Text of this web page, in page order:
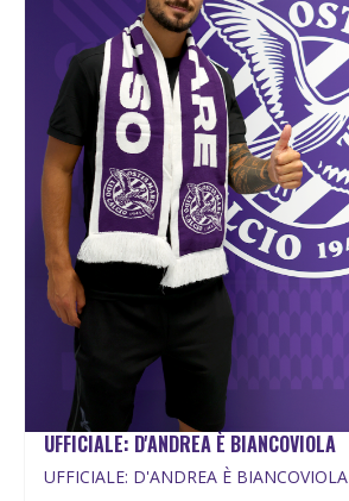
UFFICIALE: D'ANDREA È BIANCOVIOLA
UFFICIALE: D'ANDREA È BIANCOVIOLA